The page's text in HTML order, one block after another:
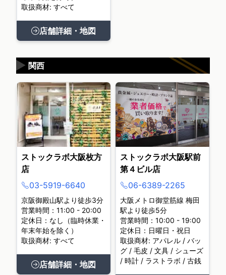
取扱商材: すべて
店舗詳細・地図
関西
▶
ストックラボ大阪枚方
店
03-5919-6640
京阪御殿山駅より徒歩3分
営業時間：11:00 - 20:00
定休日：なし（臨時休業・
年末年始を除く）
取扱商材: すべて
店舗詳細・地図
ストックラボ大阪駅前
第４ビル店
06-6389-2265
大阪メトロ御堂筋線 梅田
駅より徒歩5分
営業時間：10:00 - 19:00
定休日：日曜日・祝日
取扱商材: アパレル / バッ
グ / 毛皮 / 文具 / シューズ
/ 時計 / ラストラボ / 古銭